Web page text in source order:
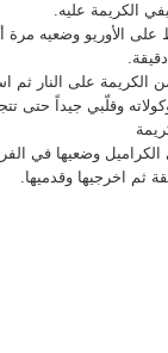
الكريمة عليه.
على الأوريو وضعيه
على النار ثم
وقلّبي جيداً حتى
الكراميل وضعيها في